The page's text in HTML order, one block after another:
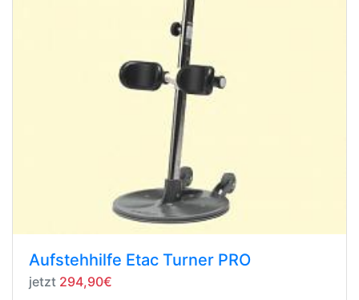
Aufstehhilfe Etac Turner PRO
jetzt 294,90€